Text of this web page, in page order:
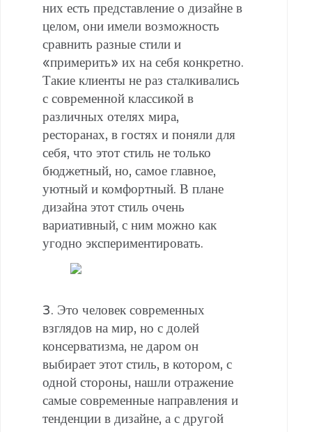
них есть представление о дизайне в
целом, они имели возможность
сравнить разные стили и
«примерить» их на себя конкретно.
Такие клиенты не раз сталкивались
с современной классикой в
различных отелях мира,
ресторанах, в гостях и поняли для
себя, что этот стиль не только
бюджетный, но, самое главное,
уютный и комфортный. В плане
дизайна этот стиль очень
вариативный, с ним можно как
угодно экспериментировать.
3. Это человек современных
взглядов на мир, но с долей
консерватизма, не даром он
выбирает этот стиль, в котором, с
одной стороны, нашли отражение
самые современные направления и
тенденции в дизайне, а с другой